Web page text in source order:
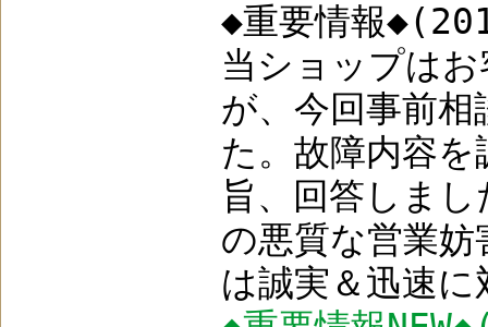
◆重要情報
当ショップは
が、今回事前
た。故障内容
旨、回答しま
の悪質な営業
は誠実＆迅速